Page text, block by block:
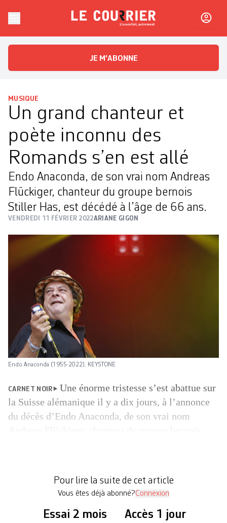
Le CourrierL'essentiel, autrement
JE M'ABONNE
MUSIQUE
Un grand chanteur et
poète inconnu des
Romands s’en est allé
Endo Anaconda, de son vrai nom Andreas
Flückiger, chanteur du groupe bernois
Stiller Has, est décédé à l’âge de 66 ans.
VENDREDI 11 FÉVRIER 2022ARIANE GIGON
Endo Anaconda (1955-2022). KEYSTONE
CARNET NOIR
Une énorme tristesse s’est abattue sur
la Suisse alémanique il y a dix jours, à l’annonce
du décès d’Endo Anaconda, de son vrai nom
Pour lire la suite de cet article
Vous êtes déjà abonné?Connexion
Essai 2 mois Accès 1 jour